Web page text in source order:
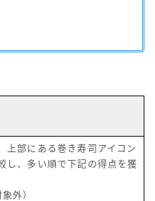
上部にある巻き寿司アイコン
し、多い順で下記の得点を獲
外）